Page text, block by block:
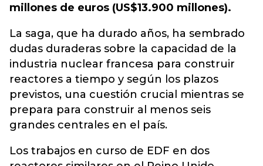
millones de euros (US$13.900 millones).
La saga, que ha durado años, ha sembrado
dudas duraderas sobre la capacidad de la
industria nuclear francesa para construir
reactores a tiempo y según los plazos
previstos, una cuestión crucial mientras se
prepara para construir al menos seis
grandes centrales en el país.
Los trabajos en curso de EDF en dos